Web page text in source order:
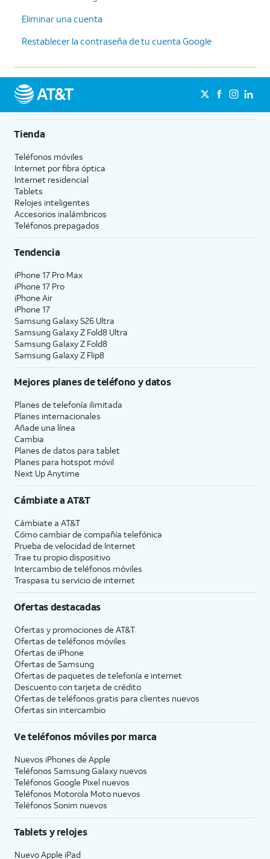
Eliminar una cuenta
Restablecer la contraseña de tu cuenta Google
Tienda
Teléfonos móviles
Internet por fibra óptica
Internet residencial
Tablets
Relojes inteligentes
Accesorios inalámbricos
Teléfonos prepagados
Tendencia
iPhone 17 Pro Max
iPhone 17 Pro
iPhone Air
iPhone 17
Samsung Galaxy S26 Ultra
Samsung Galaxy Z Fold8 Ultra
Samsung Galaxy Z Fold8
Samsung Galaxy Z Flip8
Mejores planes de teléfono y datos
Planes de telefonía ilimitada
Planes internacionales
Añade una línea
Cambia
Planes de datos para tablet
Planes para hotspot móvil
Next Up Anytime
Cámbiate aAT&T
Cámbiate a AT&T
Cómo cambiar de compañía telefónica
Prueba de velocidad de Internet
Trae tu propio dispositivo
Intercambio de teléfonos móviles
Traspasa tu servicio de internet
Ofertas destacadas
Ofertas y promociones de AT&T
Ofertas de teléfonos móviles
Ofertas de iPhone
Ofertas de Samsung
Ofertas de paquetes de telefonía e internet
Descuento con tarjeta de crédito
Ofertas de teléfonos gratis para clientes nuevos
Ofertas sin intercambio
Ve teléfonos móviles por marca
Nuevos iPhones de Apple
Teléfonos Samsung Galaxy nuevos
Teléfonos Google Pixel nuevos
Teléfonos Motorola Moto nuevos
Teléfonos Sonim nuevos
Tablets y relojes
Nuevo Apple iPad